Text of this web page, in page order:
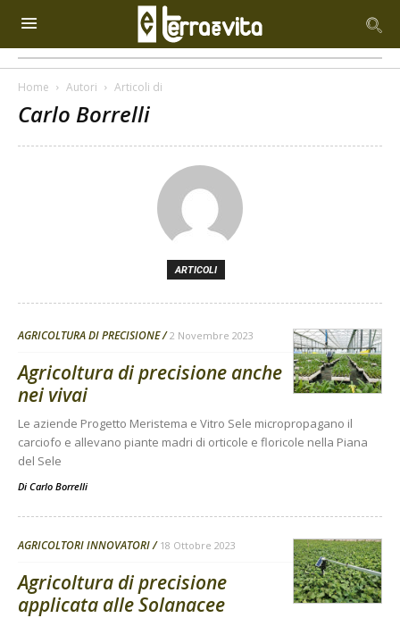
Home Autori Articoli di
Carlo Borrelli
ARTICOLI
AGRICOLTURA DI PRECISIONE 2 Novembre 2023
Agricoltura di precisione anche
nei vivai
Le aziende Progetto Meristema e Vitro Sele micropropagano il
carciofo e allevano piante madri di orticole e floricole nella Piana
del Sele
Di Carlo Borrelli
AGRICOLTORI INNOVATORI 18 Ottobre 2023
Agricoltura di precisione
applicata alle Solanacee